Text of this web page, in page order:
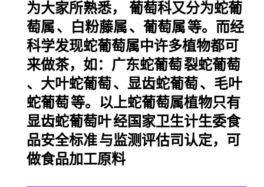
为大家所熟悉，
葡萄科又分为蛇葡
萄属、 白粉藤属、 葡萄属等。而经
科学发现蛇葡萄属中许多植物都可
来做茶，如： 广东蛇葡萄裂蛇葡萄
、 大叶蛇葡萄、 显齿蛇葡萄、 毛叶
蛇葡萄等。以上蛇葡萄属植物只有
显齿蛇葡萄叶经国家卫生计生委食
品安全标准与监测评估司认定，可
做食品加工原料